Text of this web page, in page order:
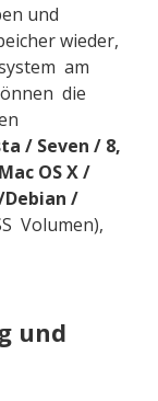
und
wieder,
am
die
/ Seven / 8,
OS X /
Debian /
Volumen),
und